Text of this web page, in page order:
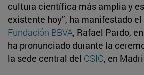
cultura científica más amplia y
existente hoy”, ha manifestado
Fundación BBVA, Rafael Pardo,
ha pronunciado durante la
la sede central del CSIC, en